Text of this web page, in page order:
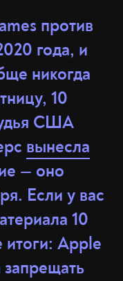
против
года, и
никогда
10
США
вынесла
— оно
Если у вас
10
итоги: Apple
запрещать